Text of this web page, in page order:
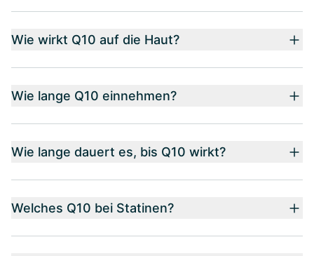
Wie wirkt Q10 auf die Haut?
Wie lange Q10 einnehmen?
Wie lange dauert es, bis Q10 wirkt?
Welches Q10 bei Statinen?